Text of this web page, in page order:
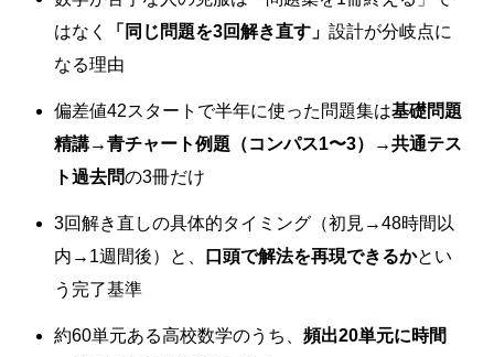
はなく
「同じ問題を3回解き直す」 設計が分岐点に
なる理由
偏差値42スタートで半年に使った問題集は基礎問題
精講→青チャート例題（コンパス1〜3）→共通テス
ト過去問の3冊だけ
3回解き直しの具体的タイミング（初見→48時間以
内→1週間後）と、
口頭で解法を再現できるかとい
う完了基準
約60単元ある高校数学のうち、 頻出20単元に時間